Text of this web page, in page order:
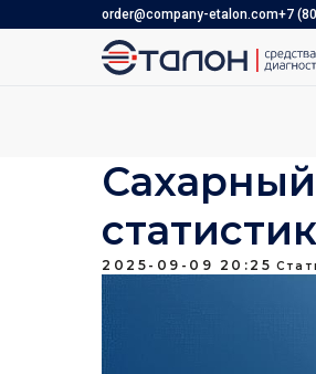
order@company-etalon.com+7
2025-09-09 20:25